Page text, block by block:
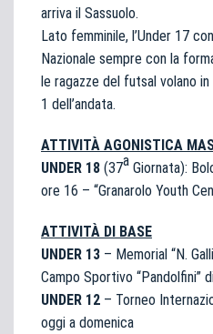
arriva il Sassuolo.
Lato femminile, l’Under 17
Nazionale sempre con la
le ragazze del futsal volano
1 dell’andata.
ATTIVITÀ AGONISTICA
UNDER 18 (37a Giornata):
ore 16 – “Granarolo Youth
ATTIVITÀ DI BASE
UNDER 13 – Memorial “N.
Campo Sportivo “Pandolfini”
UNDER 12 – Torneo
oggi a domenica